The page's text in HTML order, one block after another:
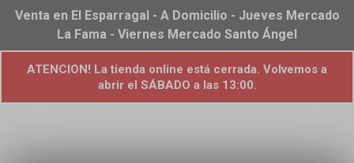
Venta en El Esparragal - A Domicilio - Jueves Mercado
La Fama - Viernes Mercado Santo Ángel
ATENCION! La tienda online está cerrada. Volvemos a
abrir el SÁBADO a las 13:00.